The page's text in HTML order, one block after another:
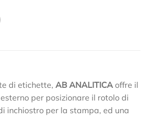
di etichette, AB ANALITICAoffre il
per posizionare il rotolo di
inchiostro per la stampa, ed una